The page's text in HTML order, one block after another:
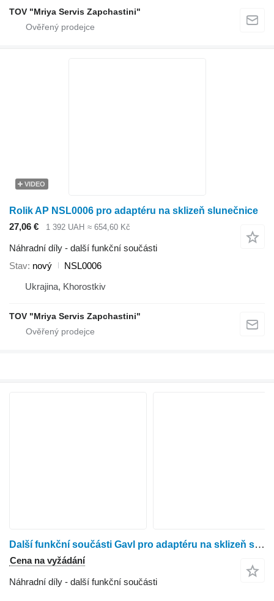
TOV "Mriya Servis Zapchastini"
VIDEO
Rolik AP NSL0006 pro adaptéru na sklizeň slunečnice
27,06 €
1 392 UAH ≈ 654,60 Kč
Náhradní díly - další funkční součásti
Stav nový
NSL0006
Ukrajina, Khorostkiv
TOV "Mriya Servis Zapchastini"
Další funkční součásti Gavl pro adaptéru na sklizeň slunečnice New Holland 760CG
Cena na vyžádání
Náhradní díly - další funkční součásti